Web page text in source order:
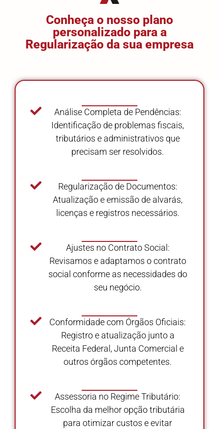
Conheça o nosso plano
personalizado para a
Regularização da sua empresa
Análise Completa de Pendências:
Identificação de problemas fiscais,
tributários e administrativos que
precisam ser resolvidos.
Regularização de Documentos:
Atualização e emissão de alvarás,
licenças e registros necessários.
Ajustes no Contrato Social:
Revisamos e adaptamos o contrato
social conforme as necessidades do
seu negócio.
Conformidade com Órgãos Oficiais:
Registro e atualização junto a
Receita Federal, Junta Comercial e
outros órgãos competentes.
Assessoria no Regime Tributário:
Escolha da melhor opção tributária
para otimizar custos e evitar